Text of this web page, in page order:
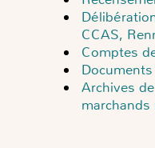
CCAS,
Comptes
Archives
marchands